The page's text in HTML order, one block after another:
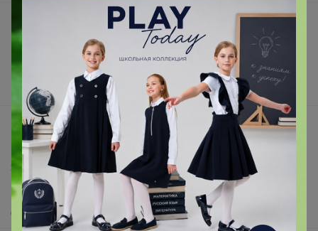
Подарочные сертификаты
Реклама на сайте
Поставщикам
Вакансии
support@24-ok.ru
Написать в поддержку
Защита покупателя
Помощь
О нас